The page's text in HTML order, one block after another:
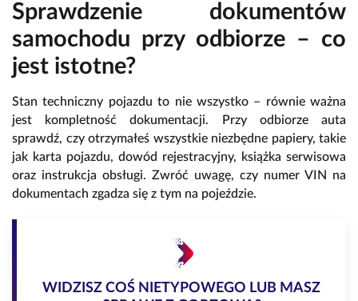
Sprawdzenie dokumentów
samochodu przy odbiorze – co
jest istotne?
Stan techniczny pojazdu to nie wszystko – równie ważna
jest kompletność dokumentacji. Przy odbiorze auta
sprawdź, czy otrzymałeś wszystkie niezbędne papiery, takie
jak karta pojazdu, dowód rejestracyjny, książka serwisowa
oraz instrukcja obsługi. Zwróć uwagę, czy numer VIN na
dokumentach zgadza się z tym na pojeździe.
WIDZISZ COŚ NIETYPOWEGO LUB MASZ